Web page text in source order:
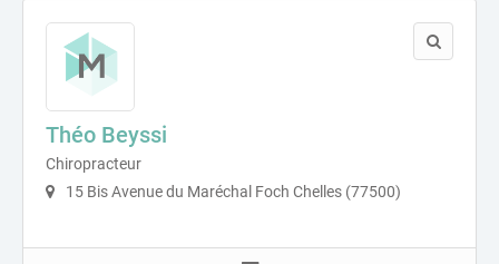
Théo Beyssi
Chiropracteur
15 Bis Avenue du Maréchal Foch Chelles (77500)